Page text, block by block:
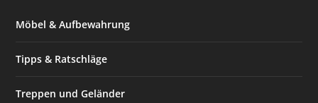
Möbel & Aufbewahrung
Tipps & Ratschläge
Treppen und Geländer